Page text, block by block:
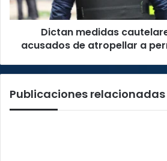
atropellar
a
Dictan medidas
acusados de atropellar a
Publicaciones relacionadas